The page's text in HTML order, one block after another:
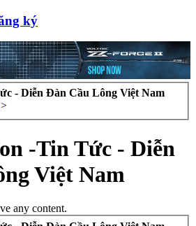
ký
- Diễn Đàn Cầu Lông Việt Nam
>
-Tin Tức - Diễn
Việt Nam
any content.